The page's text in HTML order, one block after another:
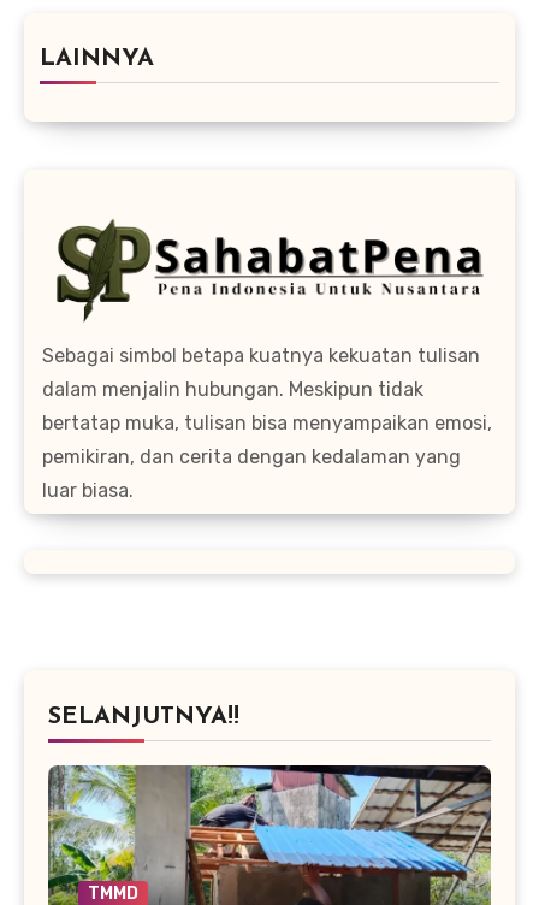
LAINNYA
Sebagai simbol betapa kuatnya kekuatan tulisan
dalam menjalin hubungan. Meskipun tidak
bertatap muka, tulisan bisa menyampaikan emosi,
pemikiran, dan cerita dengan kedalaman yang
luar biasa.
SELANJUTNYA!!
TMMD